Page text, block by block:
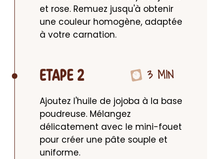
et rose. Remuez jusqu'à obtenir
une couleur homogène, adaptée
à votre carnation.
ETAPE 2 3 MIN
Ajoutez l'huile de jojoba à la base
poudreuse. Mélangez
délicatement avec le mini-fouet
pour créer une pâte souple et
uniforme.